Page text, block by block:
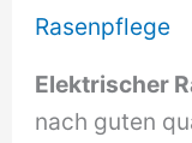
Rasenpflege
Elektrischer
nach guten